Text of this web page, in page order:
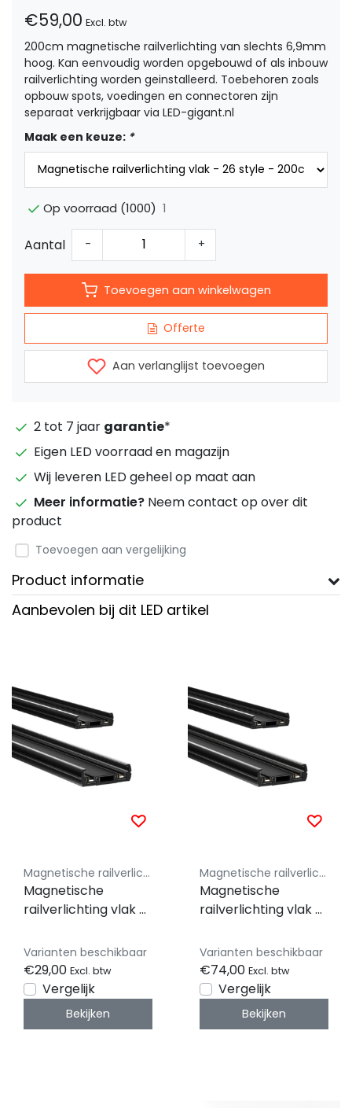
€59,00 Excl. btw
200cm magnetische railverlichting van slechts 6,9mm
hoog. Kan eenvoudig worden opgebouwd of als inbouw
railverlichting worden geinstalleerd. Toebehoren zoals
opbouw spots, voedingen en connectoren zijn
separaat verkrijgbaar via LED-gigant.nl
Maak een keuze: *
Op voorraad (1000) 1
Aantal - +
Toevoegen aan winkelwagen
Offerte
Aan verlanglijst toevoegen
2 tot 7 jaar garantie*
Eigen LED voorraad en magazijn
Wij leveren LED geheel op maat aan
Meer informatie? Neem contact op over dit
product
Toevoegen aan vergelijking
Product informatie
Aanbevolen bij dit LED artikel
Magnetische railverlichting Luksus - Miboxer compatible
Magnetische
railverlichting vlak -
Zwart
Varianten beschikbaar
€29,00 Excl. btw
Vergelijk
Bekijken
Magnetische railverlichting Luksus - Miboxer compatible
Magnetische
railverlichting vlak -
Zwart
Varianten beschikbaar
€74,00 Excl. btw
Vergelijk
Bekijken